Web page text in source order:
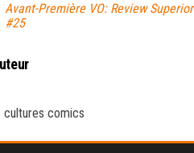
Avant-Première VO: Review
#25
cultures comics